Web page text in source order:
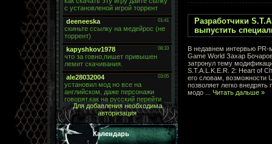
Для добавления необходима
авторизация
Календарь
Разработчики
выпустить
В недавнем интервью PR-
Game World Захар
затронул тему
S.T.A.L.K.E.R. 2: Heart of
его словам, возможности
позволяет легко внедрять
модо
Читать дальше »